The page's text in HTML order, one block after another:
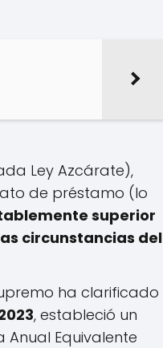
Ley Azcárate),
de préstamo (lo
superior
circunstancias del
ha clarificado
, estableció un
Anual Equivalente